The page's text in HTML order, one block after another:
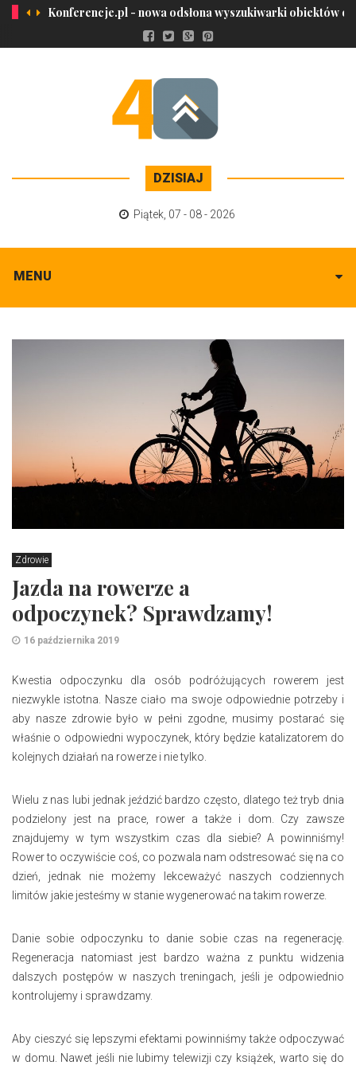
Konferencje.pl - nowa odsłona wyszukiwarki obiektów
DZISIAJ
Piątek 07 - 08 - 2026
MENU
Zdrowie
Jazda na rowerze a
odpoczynek? Sprawdzamy!
16 października 2019
Kwestia odpoczynku dla osób podróżujących rowerem jest
niezwykle istotna. Nasze ciało ma swoje odpowiednie potrzeby i
aby nasze zdrowie było w pełni zgodne, musimy postarać się
właśnie o odpowiedni wypoczynek, który będzie katalizatorem do
kolejnych działań na rowerze i nie tylko.
Wielu z nas lubi jednak jeździć bardzo często, dlatego też tryb dnia
podzielony jest na prace, rower a także i dom. Czy zawsze
znajdujemy w tym wszystkim czas dla siebie? A powinniśmy!
Rower to oczywiście coś, co pozwala nam odstresować się na co
dzień, jednak nie możemy lekceważyć naszych codziennych
limitów jakie jesteśmy w stanie wygenerować na takim rowerze.
Danie sobie odpoczynku to danie sobie czas na regenerację.
Regeneracja natomiast jest bardzo ważna z punktu widzenia
dalszych postępów w naszych treningach, jeśli je odpowiednio
kontrolujemy i sprawdzamy.
Aby cieszyć się lepszymi efektami powinniśmy także odpoczywać
w domu. Nawet jeśli nie lubimy telewizji czy książek, warto się do